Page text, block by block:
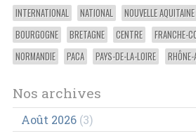
INTERNATIONAL NATIONAL NOUVELLE AQUITAINE
BOURGOGNE
BRETAGNE CENTRE FRANCHE-
NORMANDIE
PACA PAYS-DE-LA-LOIRE
Nos archives
Août 2026(3)